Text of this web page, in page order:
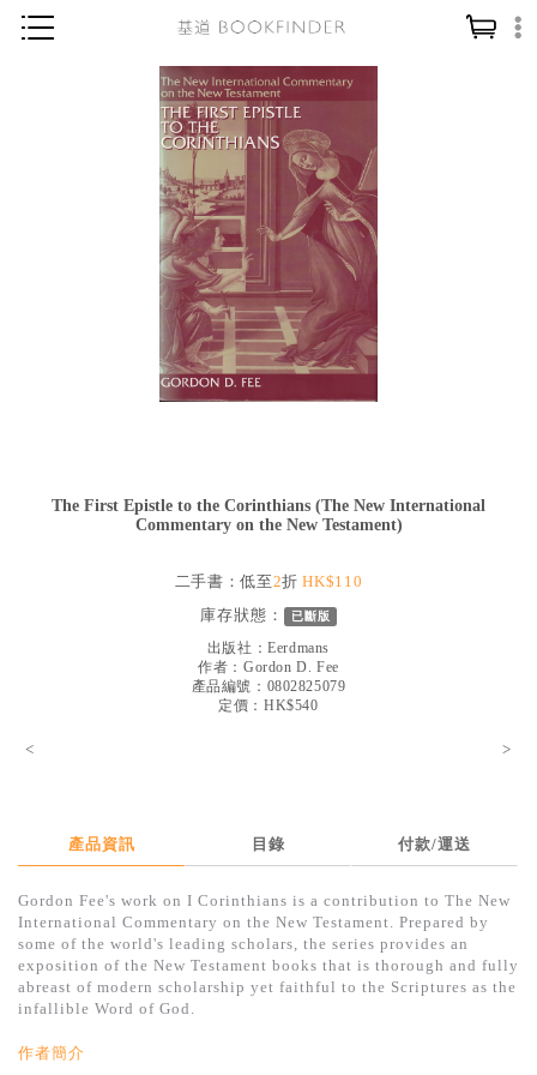
神學／教義
讀經／研經
信仰入門
教會歷史
靈修／禱告
信徒生活
教會事工
哲學／宗教比較
暢銷榜
中文二手書
英文二手書
精選英文書
The First Epistle to the Corinthians (The New International
Commentary on the New Testament)
二手書：低至2折HK$110
庫存狀態：
已斷版
出版社：Eerdmans
作者： Gordon D. Fee
產品編號：0802825079
定價：HK$540
< >
產品資訊 目錄 付款/運送
Gordon Fee's work on I Corinthians is a contribution to The New
International Commentary on the New Testament. Prepared by
some of the world's leading scholars, the series provides an
exposition of the New Testament books that is thorough and fully
abreast of modern scholarship yet faithful to the Scriptures as the
infallible Word of God.
作者簡介